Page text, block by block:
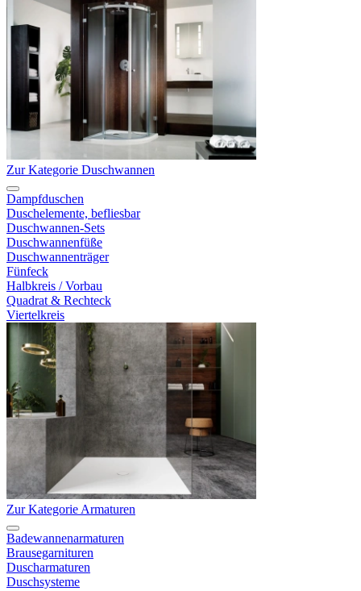
Zur Kategorie Duschwannen
Dampfduschen
Duschelemente, befliesbar
Duschwannen-Sets
Duschwannenfüße
Duschwannenträger
Fünfeck
Halbkreis / Vorbau
Quadrat & Rechteck
Viertelkreis
Zur Kategorie Armaturen
Badewannenarmaturen
Brausegarnituren
Duscharmaturen
Duschsysteme